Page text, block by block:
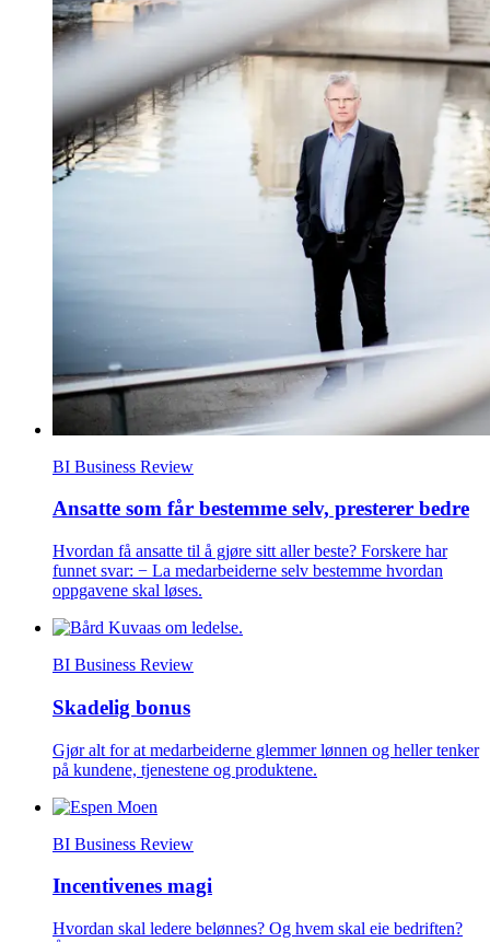
BI Business Review
Ansatte som får bestemme selv, presterer bedre
Hvordan få ansatte til å gjøre sitt aller beste? Forskere har
funnet svar: − La medarbeiderne selv bestemme hvordan
oppgavene skal løses.
BI Business Review
Skadelig bonus
Gjør alt for at medarbeiderne glemmer lønnen og heller tenker
på kundene, tjenestene og produktene.
BI Business Review
Incentivenes magi
Hvordan skal ledere belønnes? Og hvem skal eie bedriften?